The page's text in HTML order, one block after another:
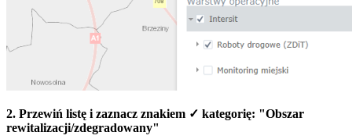
2. Przewiń listę i zaznacz znakiem ✓ kategorię: "Obszar
rewitalizacji/zdegradowany"